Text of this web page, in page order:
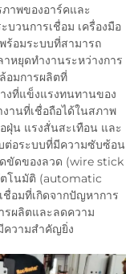
าพของอาร์คและ
วนการเชื่อม เครื่องมือ
ร้อมระบบที่สามารถ
หยุดทำงานระหว่างการ
อมการผลิตที่
งที่แข็งแรงทนทานของ
านที่เชื่อถือได้ในสภาพ
ฝุ่น แรงสั่นสะเทือน และ
ต่อระบบที่มีความซับซ้อน
ขัดของลวด (wire stick
โนมัติ (automatic
อมที่เกิดจากปัญหาการ
รผลิตและลดความ
ความสำคัญยิ่ง